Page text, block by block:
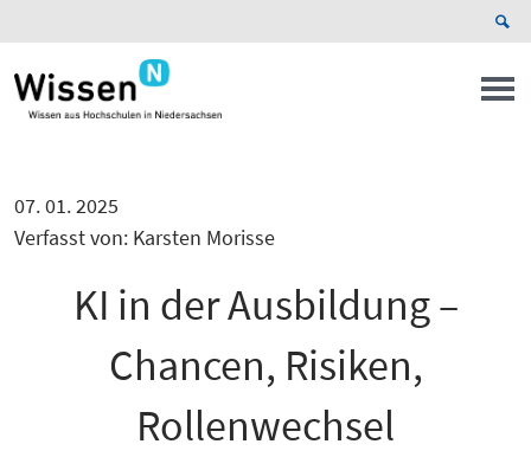
07. 01. 2025
Verfasst von: Karsten Morisse
KI in der Ausbildung –
Chancen, Risiken,
Rollenwechsel